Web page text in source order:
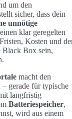
um den
sicher, dass dein
unnötige
klar geregelten
Kosten und
Black Box sein,
macht den
gerade für typische
langfristig
Batteriespeicher,
wird aus einem